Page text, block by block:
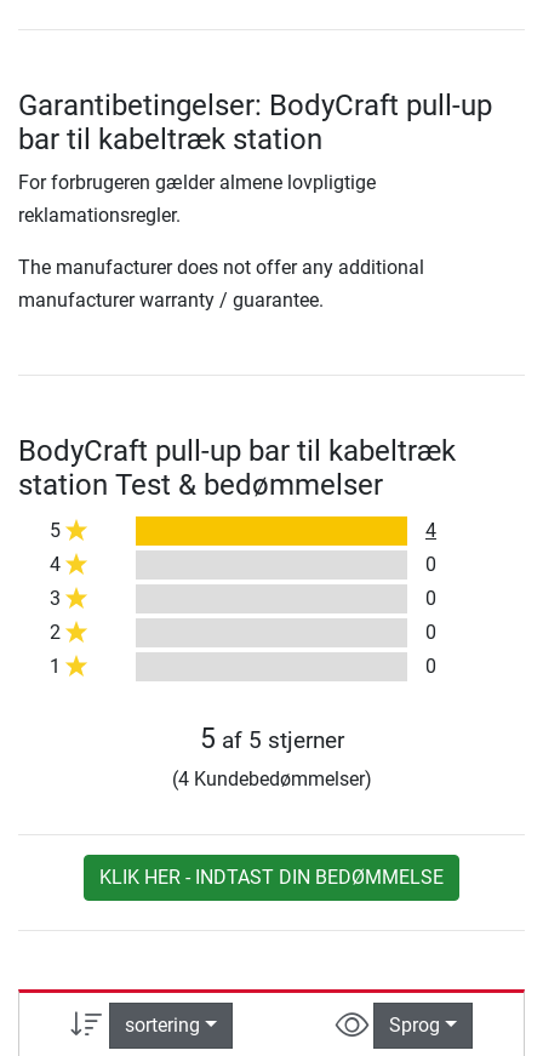
Garantibetingelser: BodyCraft pull-up
bar til kabeltræk station
For forbrugeren gælder almene lovpligtige
reklamationsregler.
The manufacturer does not offer any additional
manufacturer warranty / guarantee.
BodyCraft pull-up bar til kabeltræk
station Test & bedømmelser
5
4
4
0
3
0
2
0
1
0
5 af 5 stjerner
(4 Kundebedømmelser)
KLIK HER - INDTAST DIN BEDØMMELSE
sortering Sprog